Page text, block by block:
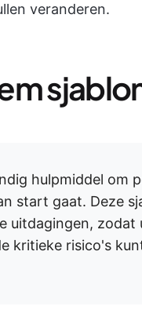
veranderen.
hulpmiddel om
start gaat. Deze
uitdagingen, zodat
kritieke risico's